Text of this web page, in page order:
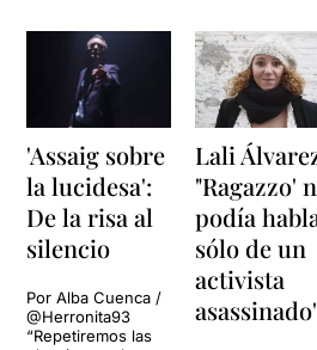
'Assaig sobre
la lucidesa':
De la risa al
silencio
Por Alba Cuenca /
@Herronita93
“Repetiremos las
Lali
"Ragazzo'
podía
sólo de un
activista
asassinado'